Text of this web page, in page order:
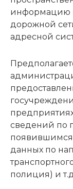
информацию
дорожной
адресной
сведений по
появившимся
данных по
полиция) и